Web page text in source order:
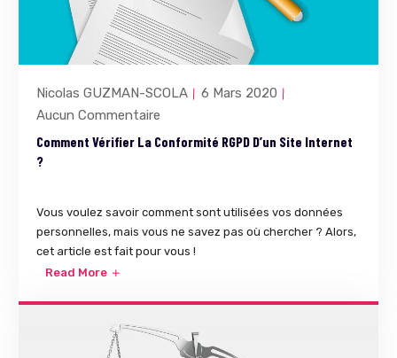
Nicolas GUZMAN-SCOLA
6 Mars 2020
Aucun Commentaire
Comment Vérifier La Conformité RGPD D’un Site Internet
?
Vous voulez savoir comment sont utilisées vos données
personnelles, mais vous ne savez pas où chercher ? Alors,
cet article est fait pour vous !
Read More